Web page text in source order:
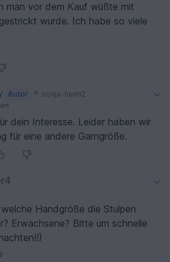
man vor dem Kauf wüßte mit
Ich habe so viele
in Gr. 3 haben würde ich
Autor
sonja-heim2
dein Interesse. Leider haben wir
für eine andere Garngröße.
Handgröße die Stulpen
Erwachsene? Bitte um schnelle